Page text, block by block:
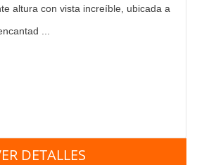
altura con vista increíble, ubicada a
...
DETALLES